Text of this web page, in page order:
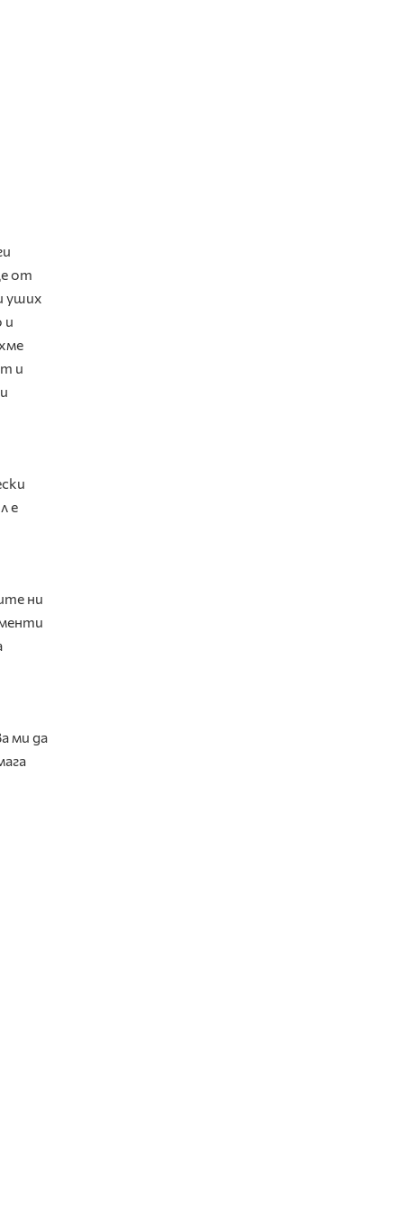
от
уших
и
и
е
ни
ми да